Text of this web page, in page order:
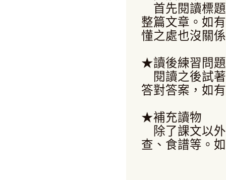
首先閱讀標題
整篇文章。如
懂之處也沒關
★讀後練習問題
閱讀之後試著
答對答案，如
★補充讀物
除了課文以外
查、食譜等。